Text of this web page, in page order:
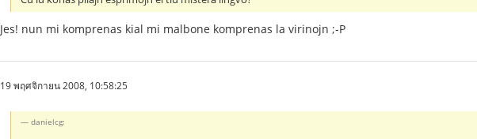
Jes! nun mi komprenas kial mi malbone komprenas la virinojn ;-P
19 พฤศจิกายน 2008, 10:58:25
danielcg: